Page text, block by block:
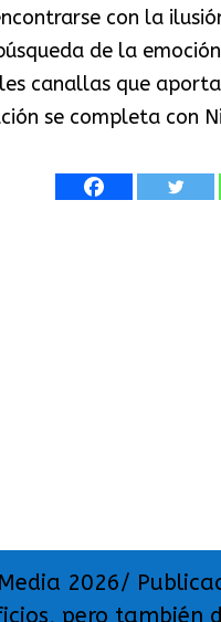
con la
de la
canallas que
se completa con
2026/
pero también